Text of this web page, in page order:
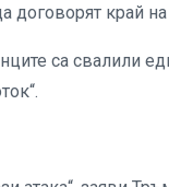
договорят край
са свалили